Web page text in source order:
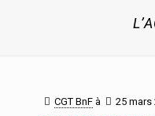
CGT BnF à
25 mars